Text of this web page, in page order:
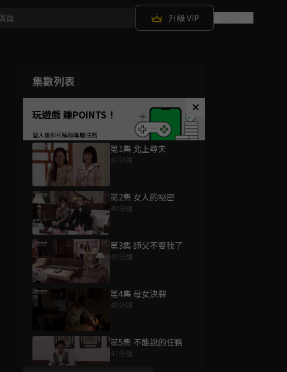
升級 VIP
集數列表
玩遊戲 賺POINTS！
第1集 北上尋夫
47分鐘
第2集 女人的祕密
48分鐘
第3集 師父不要我了
48分鐘
第4集 母女決裂
48分鐘
第5集 不能說的任務
47分鐘
為您推薦